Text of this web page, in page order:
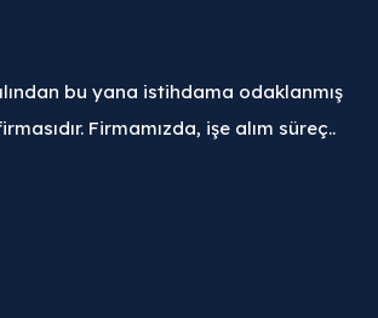
bu yana istihdama odaklanmış
Firmamızda, işe alım süreç..